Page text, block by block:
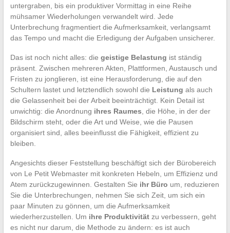
untergraben, bis ein produktiver Vormittag in eine Reihe
mühsamer Wiederholungen verwandelt wird. Jede
Unterbrechung fragmentiert die Aufmerksamkeit, verlangsamt
das Tempo und macht die Erledigung der Aufgaben unsicherer.
Das ist noch nicht alles: die geistige Belastung ist ständig
präsent. Zwischen mehreren Akten, Plattformen, Austausch und
Fristen zu jonglieren, ist eine Herausforderung, die auf den
Schultern lastet und letztendlich sowohl die Leistung als auch
die Gelassenheit bei der Arbeit beeinträchtigt. Kein Detail ist
unwichtig: die Anordnung ihres Raumes , die Höhe, in der der
Bildschirm steht, oder die Art und Weise, wie die Pausen
organisiert sind, alles beeinflusst die Fähigkeit, effizient zu
bleiben.
Angesichts dieser Feststellung beschäftigt sich der Bürobereich
von Le Petit Webmaster mit konkreten Hebeln, um Effizienz und
Atem zurückzugewinnen. Gestalten Sie ihr Büro um, reduzieren
Sie die Unterbrechungen, nehmen Sie sich Zeit, um sich ein
paar Minuten zu gönnen, um die Aufmerksamkeit
wiederherzustellen. Um ihre Produktivitätzu verbessern, geht
es nicht nur darum, die Methode zu ändern: es ist auch